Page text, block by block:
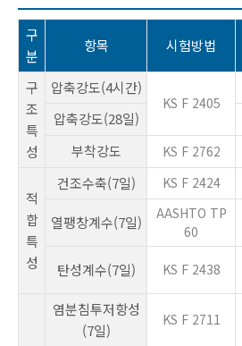
구
분
항목 시험방법
구
조
특
성
압축강도(4시간)
KS F 2405
압축강도(28일)
부착강도 KS F 2762
적
합
특
성
건조수축(7일) KS F 2424
열팽창계수(7일)
AASHTO TP
60
탄성계수(7일) KS F 2438
염분침투저항성
(7일)
KS F 2711